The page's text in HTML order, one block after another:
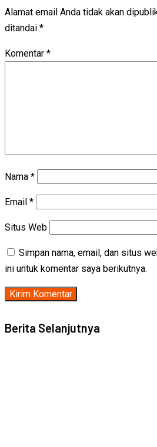
Alamat email Anda tidak akan
ditandai *
Komentar *
Nama *
Email *
Situs Web
Simpan nama, email, dan situs
ini untuk komentar saya berikutnya.
Berita Selanjutnya